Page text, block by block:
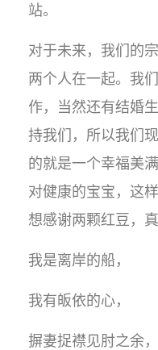
站。
对于未来，我们的
两个人在一起。我
作，当然还有结婚
持我们，所以我们
的就是一个幸福美
对健康的宝宝，这
想感谢两颗红豆，真
我是离岸的船，
我有皈依的心，
摒妻捉襟见肘之余，